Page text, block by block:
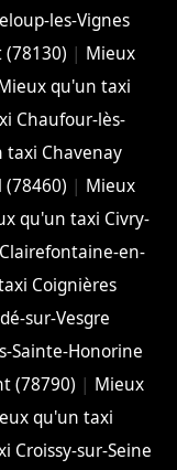
les-Vignes
| Mieux
qu'un taxi
Chaufour-lès-
taxi Chavenay
| Mieux
qu'un taxi Civry-
en-
Coignières
sur-Vesgre
Sainte-Honorine
(78790) | Mieux
qu'un taxi
Croissy-sur-Seine